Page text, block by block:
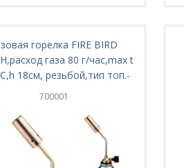
горелка FIRE BIRD
газа 80 г/час,max t
18см, резьбой,тип топ.-
сжижен.газ
700001